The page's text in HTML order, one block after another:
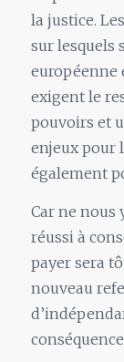
la justice.
sur lesquels
européenne
exigent le
pouvoirs et
enjeux pour
également
Car ne nous
réussi à
payer sera
nouveau